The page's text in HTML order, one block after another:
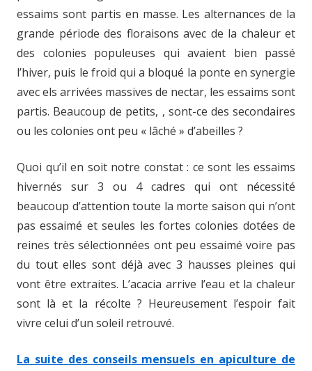
essaims sont partis en masse. Les alternances de la
grande période des floraisons avec de la chaleur et
des colonies populeuses qui avaient bien passé
l’hiver, puis le froid qui a bloqué la ponte en synergie
avec els arrivées massives de nectar, les essaims sont
partis. Beaucoup de petits, , sont-ce des secondaires
ou les colonies ont peu « lâché » d’abeilles ?
Quoi qu’il en soit notre constat : ce sont les essaims
hivernés sur 3 ou 4 cadres qui ont nécessité
beaucoup d’attention toute la morte saison qui n’ont
pas essaimé et seules les fortes colonies dotées de
reines très sélectionnées ont peu essaimé voire pas
du tout elles sont déjà avec 3 hausses pleines qui
vont être extraites. L’acacia arrive l’eau et la chaleur
sont là et la récolte ? Heureusement l’espoir fait
vivre celui d’un soleil retrouvé.
La suite des conseils mensuels en apiculture de